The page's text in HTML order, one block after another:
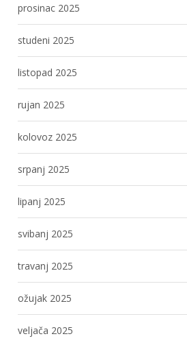
prosinac 2025
studeni 2025
listopad 2025
rujan 2025
kolovoz 2025
srpanj 2025
lipanj 2025
svibanj 2025
travanj 2025
ožujak 2025
veljača 2025